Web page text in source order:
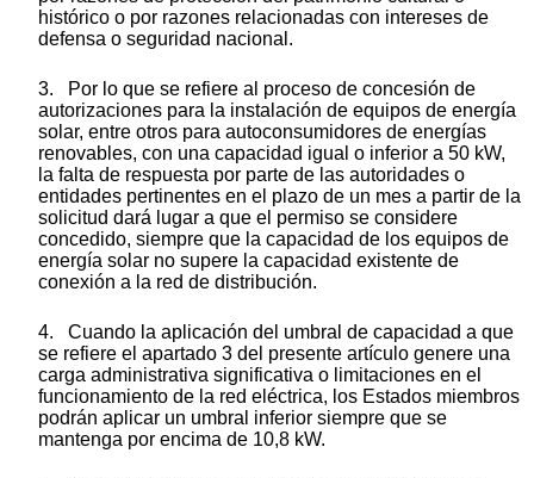
histórico o por razones relacionadas con intereses de
defensa o seguridad nacional.
3. Por lo que se refiere al proceso de concesión de
autorizaciones para la instalación de equipos de energía
solar, entre otros para autoconsumidores de energías
renovables, con una capacidad igual o inferior a 50 kW,
la falta de respuesta por parte de las autoridades o
entidades pertinentes en el plazo de un mes a partir de la
solicitud dará lugar a que el permiso se considere
concedido, siempre que la capacidad de los equipos de
energía solar no supere la capacidad existente de
conexión a la red de distribución.
4. Cuando la aplicación del umbral de capacidad a que
se refiere el apartado 3 del presente artículo genere una
carga administrativa significativa o limitaciones en el
funcionamiento de la red eléctrica, los Estados miembros
podrán aplicar un umbral inferior siempre que se
mantenga por encima de 10,8 kW.